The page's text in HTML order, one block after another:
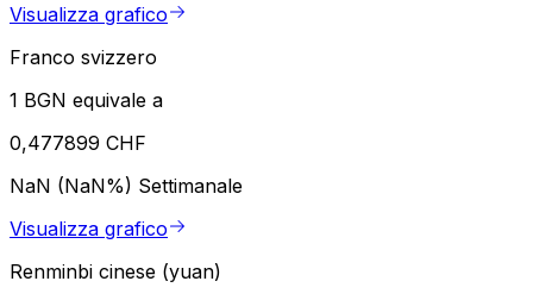
Visualizza grafico
Franco svizzero
1 BGN equivale a
0,477899 CHF
NaN (NaN%) Settimanale
Visualizza grafico
Renminbi cinese (yuan)